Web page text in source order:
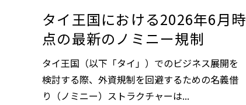
タイ王国における2026年6月時
点の最新のノミニー規制
タイ王国（以下「タイ」）でのビジネス展開を
検討する際、外資規制を回避するための名義借
り（ノミニー）ストラクチャーは...